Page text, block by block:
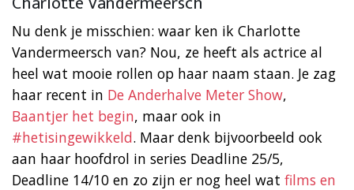
Nu denk je misschien: waar ken ik Charlotte
Vandermeersch van? Nou, ze heeft als actrice al
heel wat mooie rollen op haar naam staan. Je zag
haar recent in De Anderhalve Meter Show,
Baantjer het begin, maar ook in
#hetisingewikkeld. Maar denk bijvoorbeeld ook
aan haar hoofdrol in series Deadline 25/5,
Deadline 14/10 en zo zijn er nog heel wat films en